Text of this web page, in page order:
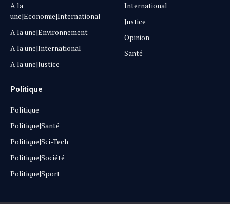
A la
une|Economie|International
A la une|Environnement
A la une|International
A la une|Justice
International
Justice
Opinion
Santé
Politique
Politique
Politique|Santé
Politique|Sci-Tech
Politique|Société
Politique|Sport